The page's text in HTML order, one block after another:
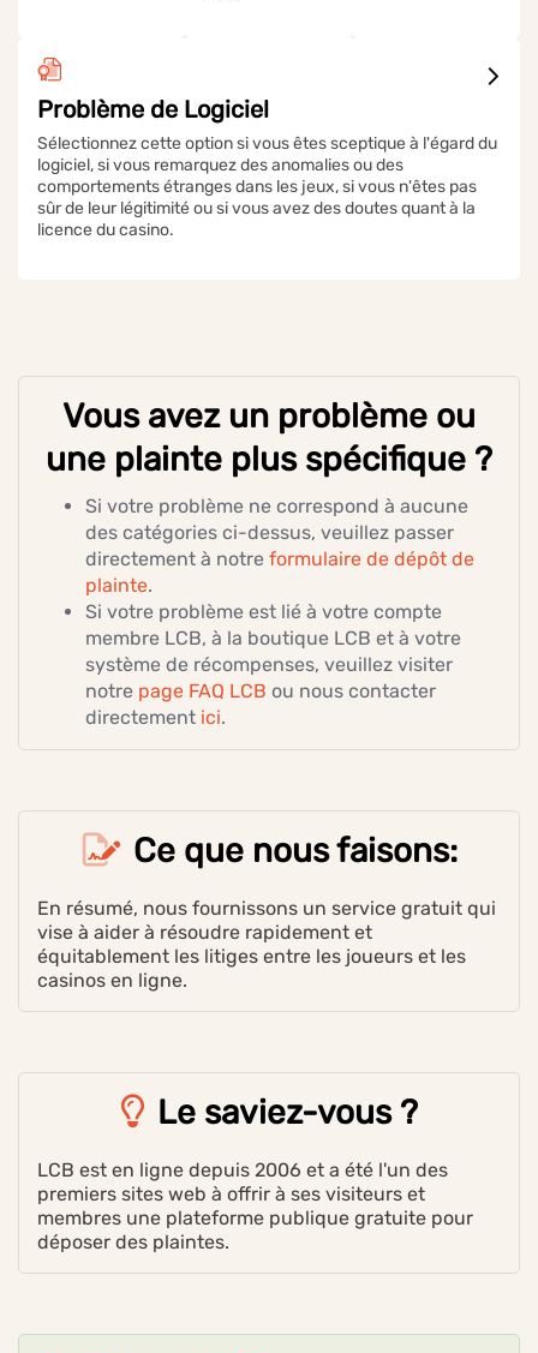
Problème de Logiciel
Sélectionnez cette option si vous êtes sceptique à l'égard du
logiciel, si vous remarquez des anomalies ou des
comportements étranges dans les jeux, si vous n'êtes pas
sûr de leur légitimité ou si vous avez des doutes quant à la
licence du casino.
Vous avez un problème ou
une plainte plus spécifique ?
Si votre problème ne correspond à aucune
des catégories ci-dessus, veuillez passer
directement à notre formulaire de dépôt de
plainte.
Si votre problème est lié à votre compte
membre LCB, à la boutique LCB et à votre
système de récompenses, veuillez visiter
notre page FAQ LCB ou nous contacter
directement ici.
Ce que nous faisons:
En résumé, nous fournissons un service gratuit qui
vise à aider à résoudre rapidement et
équitablement les litiges entre les joueurs et les
casinos en ligne.
Le saviez-vous ?
LCB est en ligne depuis 2006 et a été l'un des
premiers sites web à offrir à ses visiteurs et
membres une plateforme publique gratuite pour
déposer des plaintes.